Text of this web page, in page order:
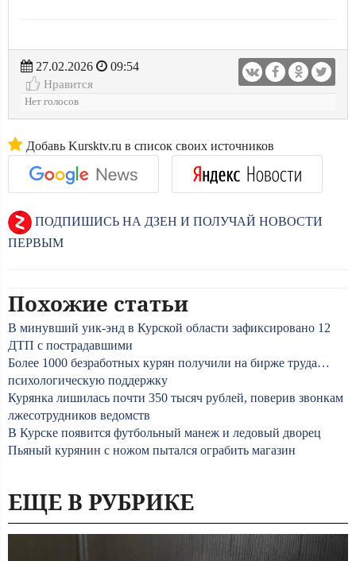
27.02.2026
09:54
Нравится
Нет голосов
Добавь Kursktv.ru в список своих источников
ПОДПИШИСЬ НА ДЗЕН И ПОЛУЧАЙ НОВОСТИ
ПЕРВЫМ
Похожие статьи
В минувший уик-энд в Курской области зафиксировано 12
ДТП с пострадавшими
Более 1000 безработных курян получили на бирже труда…
психологическую поддержку
Курянка лишилась почти 350 тысяч рублей, поверив звонкам
лжесотрудников ведомств
В Курске появится футбольный манеж и ледовый дворец
Пьяный курянин с ножом пытался ограбить магазин
ЕЩЕ В РУБРИКЕ